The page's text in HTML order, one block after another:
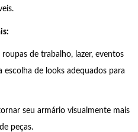
de trabalho, lazer, eventos
de looks adequados para
seu armário visualmente mais
peças.